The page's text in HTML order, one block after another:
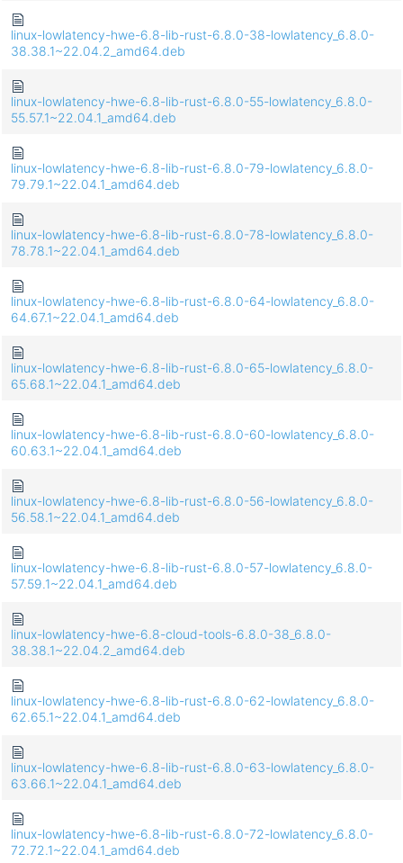
linux-lowlatency-hwe-6.8-lib-rust-6.8.0-38-lowlatency_6.8.0-
38.38.1~22.04.2_amd64.deb
linux-lowlatency-hwe-6.8-lib-rust-6.8.0-55-lowlatency_6.8.0-
55.57.1~22.04.1_amd64.deb
linux-lowlatency-hwe-6.8-lib-rust-6.8.0-79-lowlatency_6.8.0-
79.79.1~22.04.1_amd64.deb
linux-lowlatency-hwe-6.8-lib-rust-6.8.0-78-lowlatency_6.8.0-
78.78.1~22.04.1_amd64.deb
linux-lowlatency-hwe-6.8-lib-rust-6.8.0-64-lowlatency_6.8.0-
64.67.1~22.04.1_amd64.deb
linux-lowlatency-hwe-6.8-lib-rust-6.8.0-65-lowlatency_6.8.0-
65.68.1~22.04.1_amd64.deb
linux-lowlatency-hwe-6.8-lib-rust-6.8.0-60-lowlatency_6.8.0-
60.63.1~22.04.1_amd64.deb
linux-lowlatency-hwe-6.8-lib-rust-6.8.0-56-lowlatency_6.8.0-
56.58.1~22.04.1_amd64.deb
linux-lowlatency-hwe-6.8-lib-rust-6.8.0-57-lowlatency_6.8.0-
57.59.1~22.04.1_amd64.deb
linux-lowlatency-hwe-6.8-cloud-tools-6.8.0-38_6.8.0-
38.38.1~22.04.2_amd64.deb
linux-lowlatency-hwe-6.8-lib-rust-6.8.0-62-lowlatency_6.8.0-
62.65.1~22.04.1_amd64.deb
linux-lowlatency-hwe-6.8-lib-rust-6.8.0-63-lowlatency_6.8.0-
63.66.1~22.04.1_amd64.deb
linux-lowlatency-hwe-6.8-lib-rust-6.8.0-72-lowlatency_6.8.0-
72.72.1~22.04.1_amd64.deb